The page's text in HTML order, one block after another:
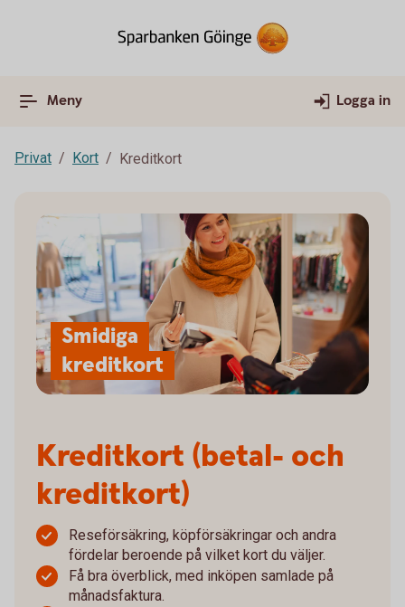
Meny Logga in
Privat Kort Kreditkort
Kreditkort (betal- och
kreditkort)
Reseförsäkring, köpförsäkringar och andra
fördelar beroende på vilket kort du väljer.
Få bra överblick, med inköpen samlade på
månadsfaktura.
Smidiga
kreditkort